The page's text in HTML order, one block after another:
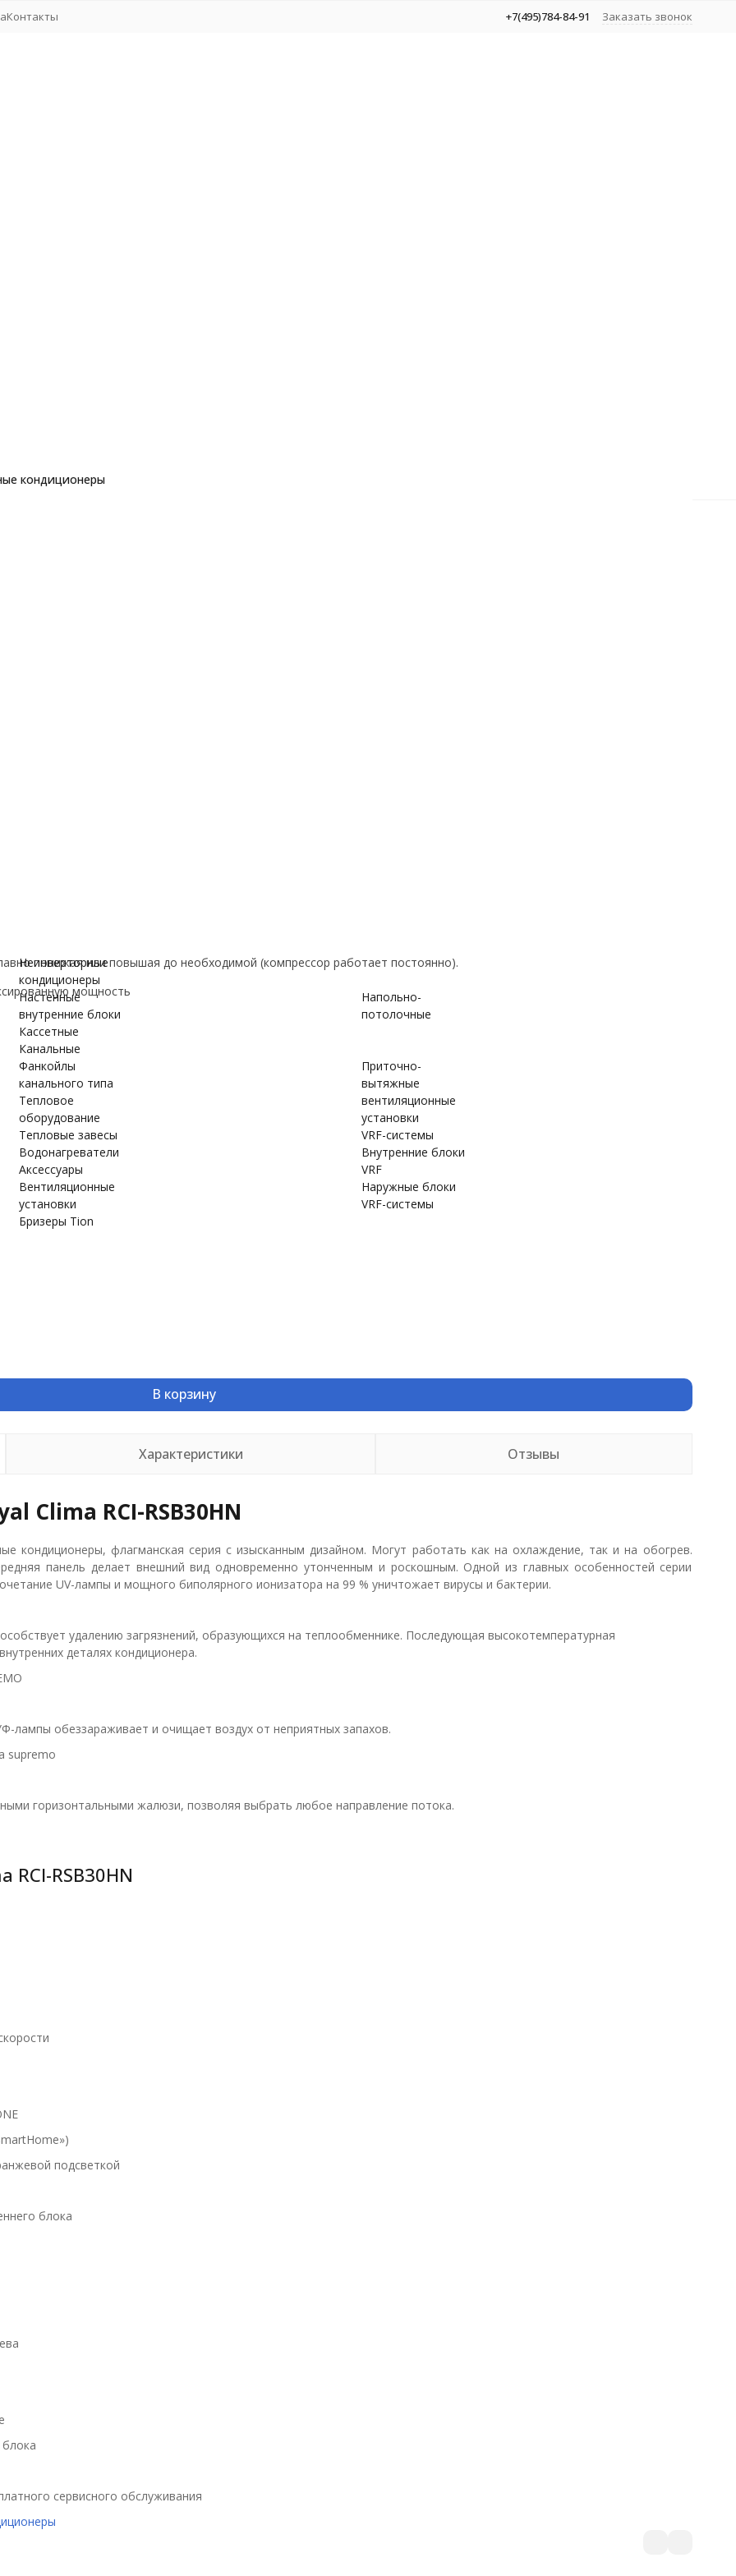
Контакты +7(495)784-84-91 Заказать звонок
кондиционеры
Неинверторные
кондиционеры
Настенные
внутренние блоки
Кассетные
Канальные
Напольно-
потолочные
Фанкойлы
канального типа
Тепловое
оборудование
Тепловые завесы
Водонагреватели
Аксессуары
Вентиляционные
установки
Бризеры Tion
Приточно-
вытяжные
вентиляционные
установки
VRF-системы
Внутренние блоки
VRF
Наружные блоки
VRF-системы
понижая или повышая до необходимой (компрессор работает постоянно).
мощность
В корзину
Характеристики Отзывы
Clima RCI-RSB30HN
кондиционеры, флагманская серия с изысканным дизайном. Могут работать как на охлаждение, так и на обогрев.
панель делает внешний вид одновременно утонченным и роскошным. Одной из главных особенностей серии
UV-лампы и мощного биполярного ионизатора на 99 % уничтожает вирусы и бактерии.
удалению загрязнений, образующихся на теплообменнике. Последующая высокотемпературная
деталях кондиционера.
лампы обеззараживает и очищает воздух от неприятных запахов.
горизонтальными жалюзи, позволяя выбрать любое направление потока.
RSB30HN
подсветкой
блока
сервисного обслуживания